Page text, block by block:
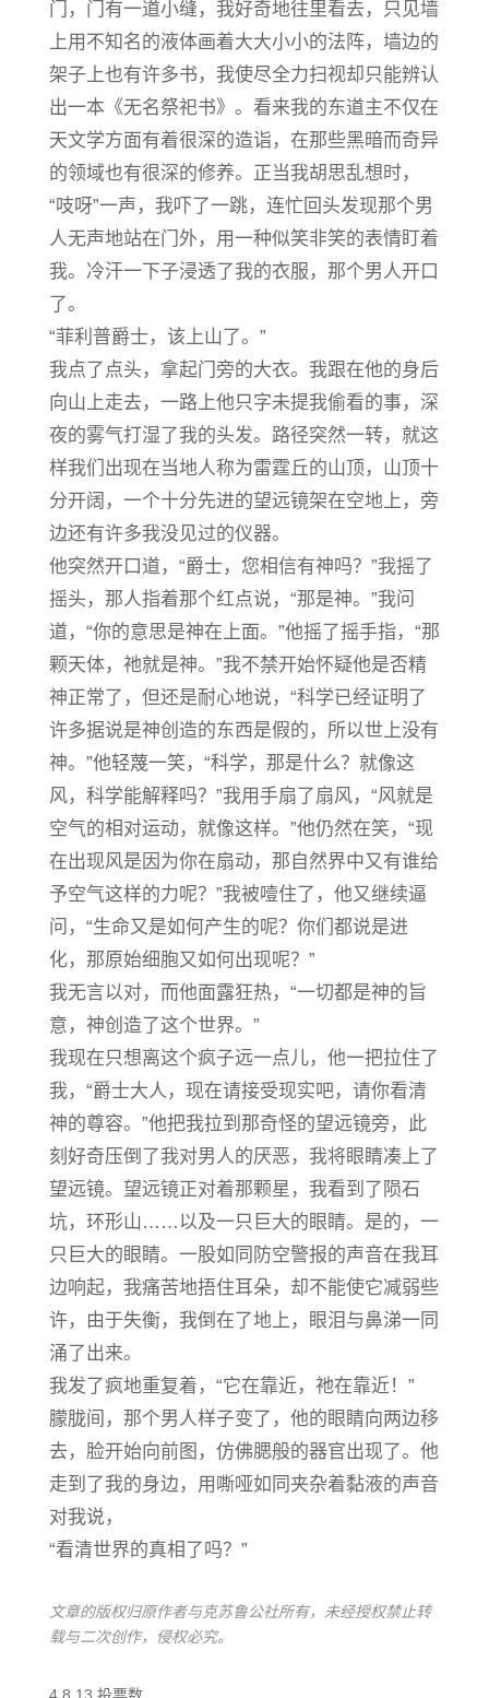
门，门有一道小缝，我好奇地往里看去，只见墙
上用不知名的液体画着大大小小的法阵，墙边的
架子上也有许多书，我使尽全力扫视却只能辨认
出一本《无名祭祀书》。看来我的东道主不仅在
天文学方面有着很深的造诣，在那些黑暗而奇异
的领域也有很深的修养。正当我胡思乱想时，
“吱呀”一声，我吓了一跳，连忙回头发现那个男
人无声地站在门外，用一种似笑非笑的表情盯着
我。冷汗一下子浸透了我的衣服，那个男人开口
了。
“菲利普爵士，该上山了。”
我点了点头，拿起门旁的大衣。我跟在他的身后
向山上走去，一路上他只字未提我偷看的事，深
夜的雾气打湿了我的头发。路径突然一转，就这
样我们出现在当地人称为雷霆丘的山顶，山顶十
分开阔，一个十分先进的望远镜架在空地上，旁
边还有许多我没见过的仪器。
他突然开口道，“爵士，您相信有神吗？”我摇了
摇头，那人指着那个红点说，“那是神。”我问
道，“你的意思是神在上面。”他摇了摇手指，“那
颗天体，祂就是神。”我不禁开始怀疑他是否精
神正常了，但还是耐心地说，“科学已经证明了
许多据说是神创造的东西是假的，所以世上没有
神。”他轻蔑一笑，“科学，那是什么？就像这
风，科学能解释吗？”我用手扇了扇风，“风就是
空气的相对运动，就像这样。”他仍然在笑，“现
在出现风是因为你在扇动，那自然界中又有谁给
予空气这样的力呢？”我被噎住了，他又继续逼
问，“生命又是如何产生的呢？你们都说是进
化，那原始细胞又如何出现呢？”
我无言以对，而他面露狂热，“一切都是神的旨
意，神创造了这个世界。”
我现在只想离这个疯子远一点儿，他一把拉住了
我，“爵士大人，现在请接受现实吧，请你看清
神的尊容。”他把我拉到那奇怪的望远镜旁，此
刻好奇压倒了我对男人的厌恶，我将眼睛凑上了
望远镜。望远镜正对着那颗星，我看到了陨石
坑，环形山……以及一只巨大的眼睛。是的，一
只巨大的眼睛。一股如同防空警报的声音在我耳
边响起，我痛苦地捂住耳朵，却不能使它减弱些
许，由于失衡，我倒在了地上，眼泪与鼻涕一同
涌了出来。
我发了疯地重复着，“它在靠近，祂在靠近！”
朦胧间，那个男人样子变了，他的眼睛向两边移
去，脸开始向前图，仿佛腮般的器官出现了。他
走到了我的身边，用嘶哑如同夹杂着黏液的声音
对我说，
“看清世界的真相了吗？”
文章的版权归原作者与克苏鲁公社所有，未经授权禁止转
载与二次创作，侵权必究。
4.8 13 投票数